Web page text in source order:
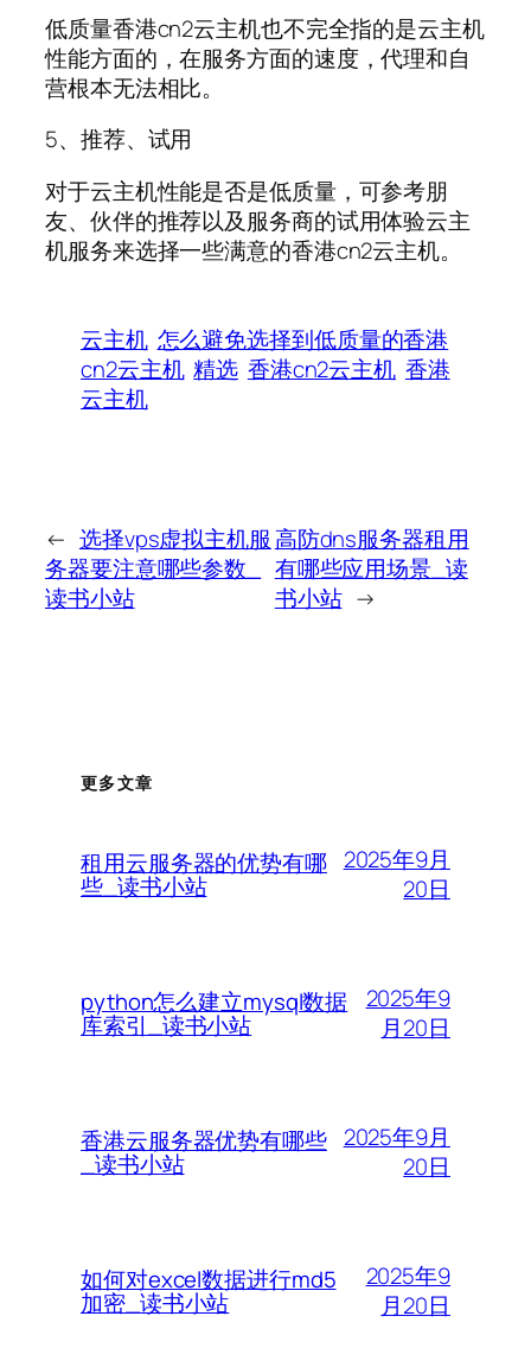
低质量香港cn2云主机也不完全指的是云主机
性能方面的，在服务方面的速度，代理和自
营根本无法相比。
5、推荐、试用
对于云主机性能是否是低质量，可参考朋
友、伙伴的推荐以及服务商的试用体验云主
机服务来选择一些满意的香港cn2云主机。
云主机 怎么避免选择到低质量的香港
cn2云主机 精选 香港cn2云主机 香港
云主机
← 选择vps虚拟主机服
务器要注意哪些参数_
读书小站
高防dns服务器租用
有哪些应用场景_读
书小站 →
更多文章
租用云服务器的优势有哪
些_读书小站
2025年9月
20日
python怎么建立mysql数据
库索引_读书小站
2025年9
月20日
香港云服务器优势有哪些
_读书小站
2025年9月
20日
如何对excel数据进行md5
加密_读书小站
2025年9
月20日